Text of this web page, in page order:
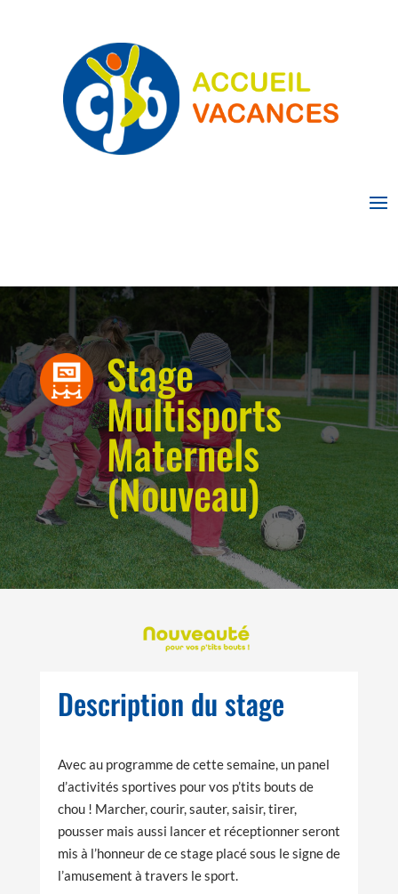
Stage
Multisports
Maternels
(Nouveau)
Description du stage
Avec au programme de cette semaine, un panel
d’activités sportives pour vos p’tits bouts de
chou ! Marcher, courir, sauter, saisir, tirer,
pousser mais aussi lancer et réceptionner seront
mis à l’honneur de ce stage placé sous le signe de
l’amusement à travers le sport.